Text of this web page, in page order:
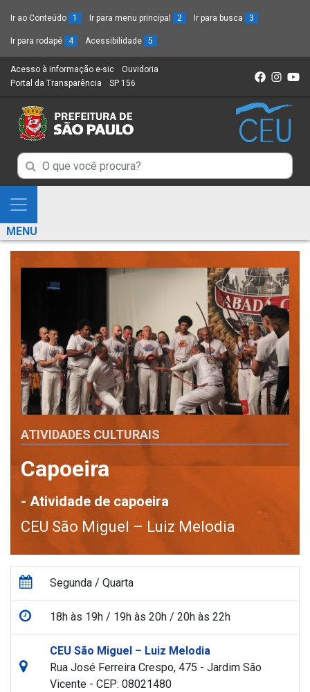
Ir ao Conteúdo 1 Ir para menu principal 2 Ir para busca 3
Ir para rodapé 4 Acessibilidade 5
Acesso à informação e-sic (Link
para
novo
sítio)
Ouvidoria
Portal da Transparência (Link
um
novo
SP 156
Campo
de
Busca
de
informações
Campo
de
de
informações
Mostra
e
Esconde
Menu
MENU
ATIVIDADES CULTURAIS
Capoeira
- Atividade de capoeira
CEU São Miguel – Luiz Melodia
Segunda / Quarta
18h às 19h / 19h às 20h / 20h às 22h
CEU São Miguel – Luiz Melodia
Rua José Ferreira Crespo, 475 - Jardim São
Vicente - CEP: 08021480